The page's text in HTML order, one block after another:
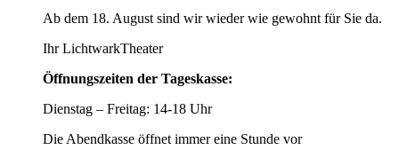
Ab dem 18. August sind wir wieder wie gewohnt für Sie da.
Ihr LichtwarkTheater
Öffnungszeiten der Tageskasse:
Dienstag – Freitag: 14-18 Uhr
Die Abendkasse öffnet immer eine Stunde vor